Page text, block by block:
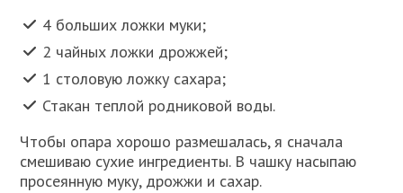
4 больших ложки муки;
2 чайных ложки дрожжей;
1 столовую ложку сахара;
Стакан теплой родниковой воды.
Чтобы опара хорошо размешалась, я сначала
смешиваю сухие ингредиенты. В чашку насыпаю
просеянную муку, дрожжи и сахар.